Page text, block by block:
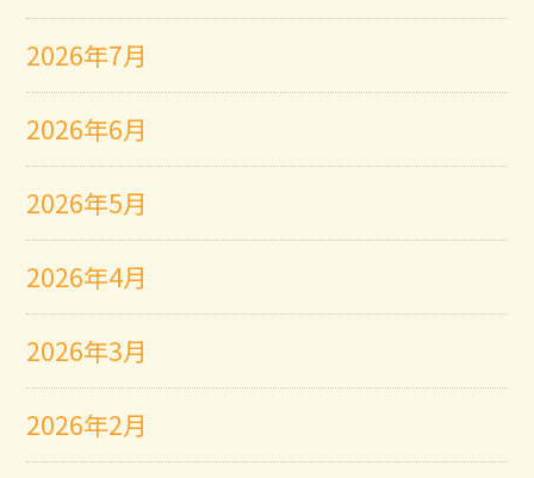
2026年7月
2026年6月
2026年5月
2026年4月
2026年3月
2026年2月